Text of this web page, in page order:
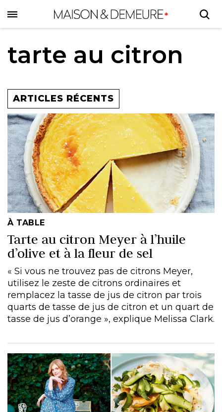
to
main
tarte au citron
ARTICLES RÉCENTS
À TABLE
Tarte au citron Meyer à l’huile
d’olive et à la fleur de sel
« Si vous ne trouvez pas de citrons Meyer,
utilisez le zeste de citrons ordinaires et
remplacez la tasse de jus de citron par trois
quarts de tasse de jus de citron et un quart de
tasse de jus d’orange », explique Melissa Clark.